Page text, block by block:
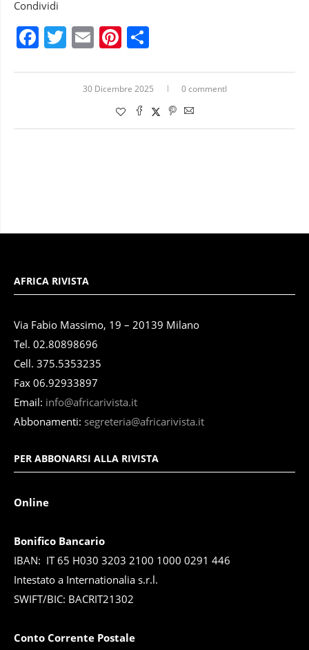
Condividi
Facebook
Twitter
EmailPinterest
30 Dicembre 2025 0 commentI
AFRICA RIVISTA
Via Fabio Massimo, 19 – 20139 Milano
Tel. 02.80898696
Cell. 375.5353235
Fax 06.92933897
Email: info@africarivista.it
Abbonamenti: segreteria@africarivista.it
PER ABBONARSI ALLA RIVISTA
Online
Bonifico Bancario
IBAN: IT 65 H030 3203 2100 1000 0291 446
Intestato a Internationalia s.r.l.
SWIFT/BIC: BACRIT21302
Conto Corrente Postale